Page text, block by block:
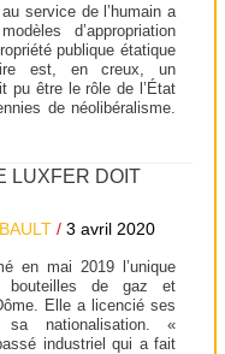
au service de l’humain a
d’appropriation
publique étatique
est, en creux, un
pu être le rôle de l’État
de néolibéralisme.
LUXFER DOIT
/3 avril 2020
en mai 2019 l’unique
bouteilles de gaz et
Elle a licencié ses
nationalisation. «
industriel qui a fait